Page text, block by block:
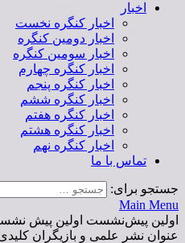
اخبار
اخبار کنگره نخست
اخبار دومین کنگره
اخبار سومین کنگره
اخبار کنگره چهارم
اخبار کنگره پنجم
اخبار کنگره ششم
اخبار کنگره هفتم
اخبار کنگره هشتم
اخبار کنگره نهم
تماس با ما
جستجو برای:
Main Menu
اولین پیش‌نشست اولین پیش
عنوان نشر علمی و بازیگران کلیدی آن ۱۵ مهر برگزار